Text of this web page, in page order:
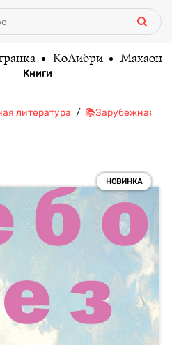
КоЛибри Махаон
Книги
литература 📚Зарубежная
НОВИНКА